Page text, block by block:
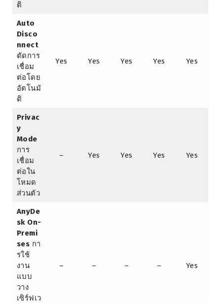
ติ
Auto
Disco
nnect
ตัดการ
เชื่อม
ต่อโดย
อัตโนมั
ติ
Yes Yes Yes Yes Yes
Privac
y
Mode
การ
เชื่อม
ต่อใน
โหมด
ส่วนตัว
– Yes Yes Yes Yes
AnyDe
sk On-
Premi
ses กา
รใช้
งาน
แบบ
วาง
เซิร์ฟเว
– – – – Yes